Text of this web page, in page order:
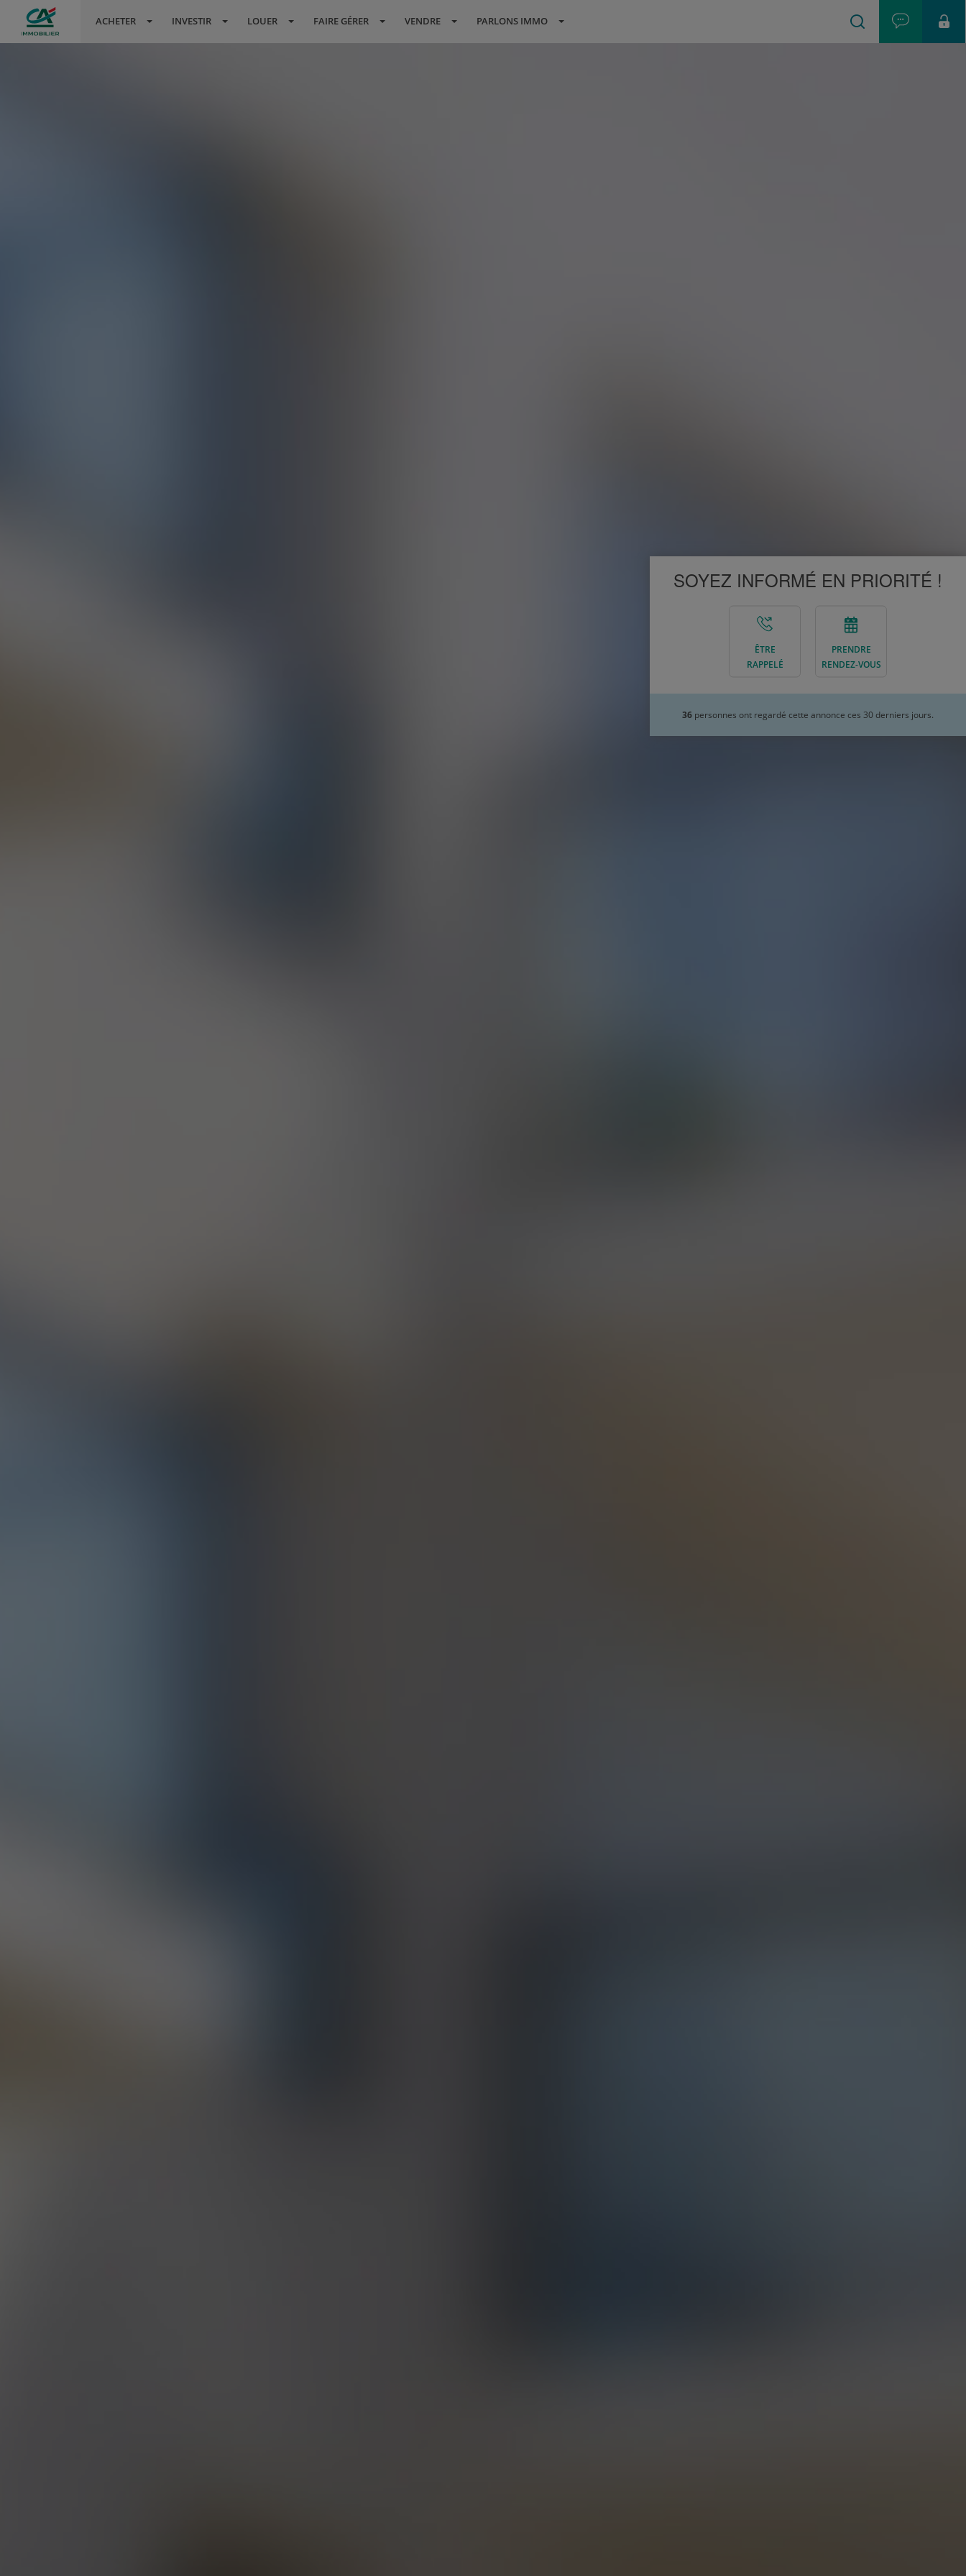
ACHETER INVESTIR LOUER FAIRE GÉRER VENDRE PARLONS IMMO
SOYEZ INFORMÉ EN PRIORITÉ !
ÊTRE
RAPPELÉ
PRENDRE
RENDEZ-VOUS
36 personnes ont regardé cette annonce ces 30 derniers jours.